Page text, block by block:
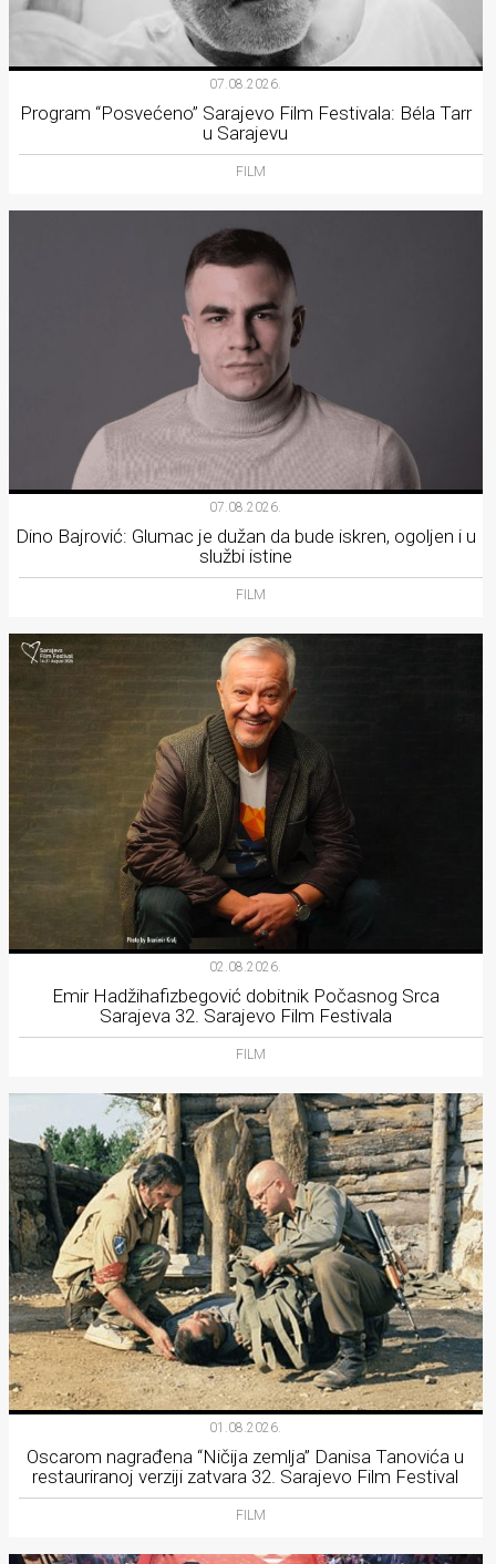
07.08.2026.
Program “Posvećeno” Sarajevo Film Festivala: Béla Tarr
u Sarajevu
FILM
07.08.2026.
Dino Bajrović: Glumac je dužan da bude iskren, ogoljen i u
službi istine
FILM
02.08.2026.
Emir Hadžihafizbegović dobitnik Počasnog Srca
Sarajeva 32. Sarajevo Film Festivala
FILM
01.08.2026.
Oscarom nagrađena “Ničija zemlja” Danisa Tanovića u
restauriranoj verziji zatvara 32. Sarajevo Film Festival
FILM